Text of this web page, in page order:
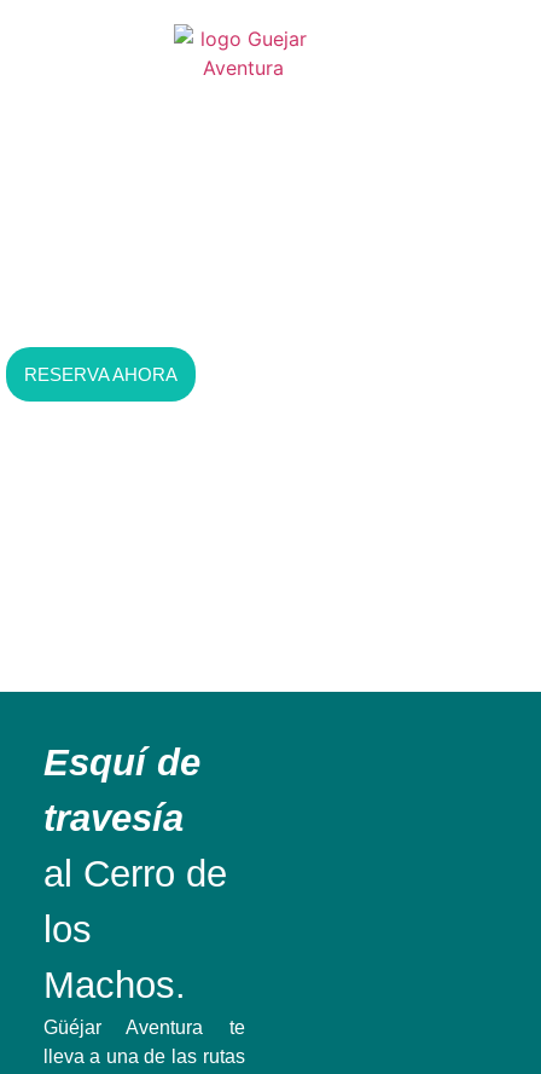
RESERVA AHORA
Esquí de
travesía
al Cerro de
los
Machos.
Güéjar Aventura te
lleva a una de las rutas